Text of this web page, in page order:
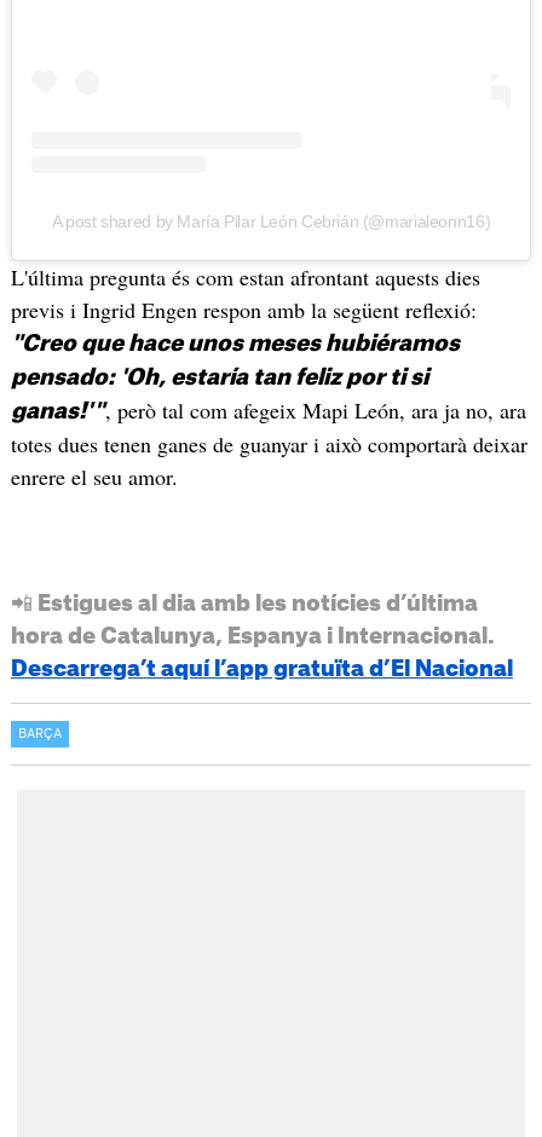
A post shared by María Pilar León Cebrián (@marialeonn16)
L'última pregunta és com estan afrontant aquests dies
previs i Ingrid Engen respon amb la següent reflexió:
"Creo que hace unos meses hubiéramos
pensado: 'Oh, estaría tan feliz por ti si
ganas!'", però tal com afegeix Mapi León, ara ja no, ara
totes dues tenen ganes de guanyar i això comportarà deixar
enrere el seu amor.
📲 Estigues al dia amb les notícies d’última
hora de Catalunya, Espanya i Internacional.
Descarrega’t aquí l’app gratuïta d’El Nacional
BARÇA